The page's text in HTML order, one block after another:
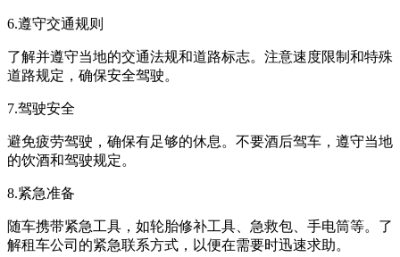
6.遵守交通规则
了解并遵守当地的交通法规和道路标志。注意速度限制和特殊
道路规定，确保安全驾驶。
7.驾驶安全
避免疲劳驾驶，确保有足够的休息。不要酒后驾车，遵守当地
的饮酒和驾驶规定。
8.紧急准备
随车携带紧急工具，如轮胎修补工具、急救包、手电筒等。了
解租车公司的紧急联系方式，以便在需要时迅速求助。